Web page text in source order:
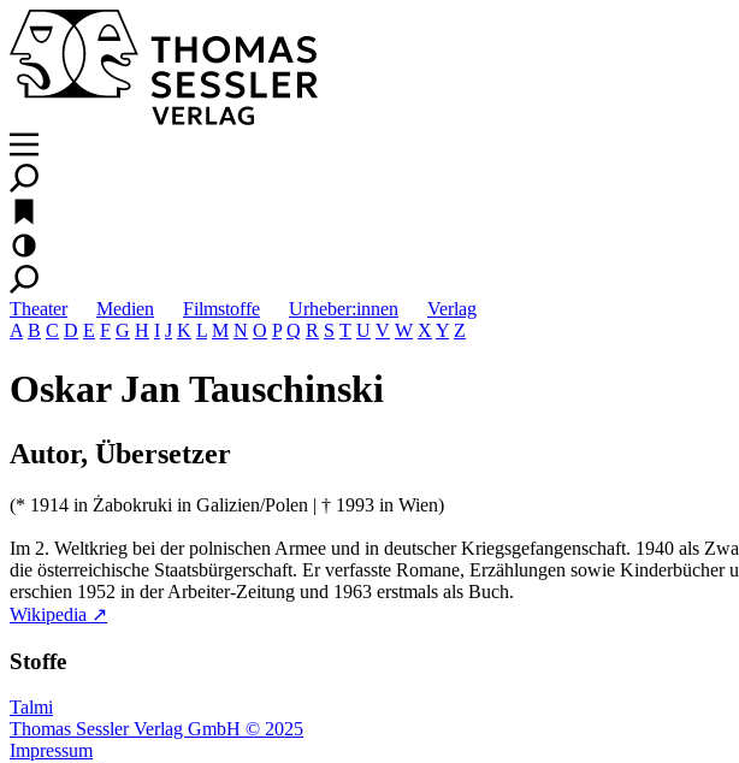
Theater Medien Filmstoffe Urheber:innen
Verlag
A B C D E F G H I J K L M N O P Q R S T U V W X Y Z
Oskar Jan Tauschinski
Autor, Übersetzer
(* 1914 in Żabokruki in Galizien/Polen | † 1993 in Wien)
Im 2. Weltkrieg bei der polnischen Armee und in deutscher Kriegsgefangenschaft. 1940 als
die österreichische Staatsbürgerschaft. Er verfasste Romane, Erzählungen sowie
erschien 1952 in der Arbeiter-Zeitung und 1963 erstmals als Buch.
Wikipedia ↗
Stoffe
Talmi
Thomas Sessler Verlag GmbH © 2025
Impressum